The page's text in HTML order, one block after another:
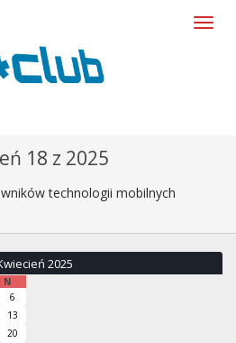
18 z 2025
technologii mobilnych
2025
N
6
13
20